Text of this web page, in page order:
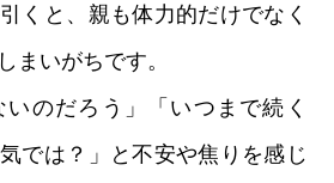
くと、親も体力的だけでなく
まいがちです。
いのだろう」「いつまで続く
では？」と不安や焦りを感じ